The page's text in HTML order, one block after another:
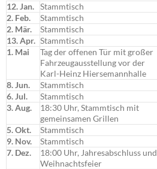
12. Jan. Stammtisch
2. Feb.
Stammtisch
2. Mär.
Stammtisch
13. Apr. Stammtisch
1. Mai
Tag der offenen Tür mit großer
Fahrzeugausstellung vor der
Karl-Heinz Hiersemannhalle
8. Jun.
Stammtisch
6. Jul.
Stammtisch
3. Aug.
18:30 Uhr, Stammtisch mit
gemeinsamen Grillen
5. Okt.
Stammtisch
9. Nov.
Stammtisch
7. Dez.
18:00 Uhr, Jahresabschluss und
Weihnachtsfeier